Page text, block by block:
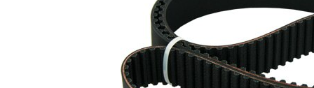
Produktlista
Artikelnamn Artikelnummer
VKM 71308
1
Spännrulle,
tandrem
VKM 71806
1